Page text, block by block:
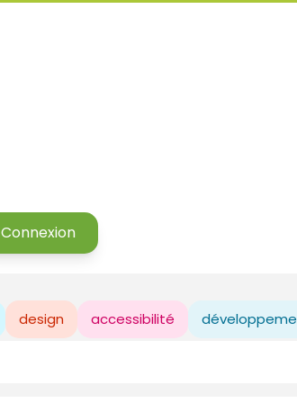
Connexion
design accessibilité